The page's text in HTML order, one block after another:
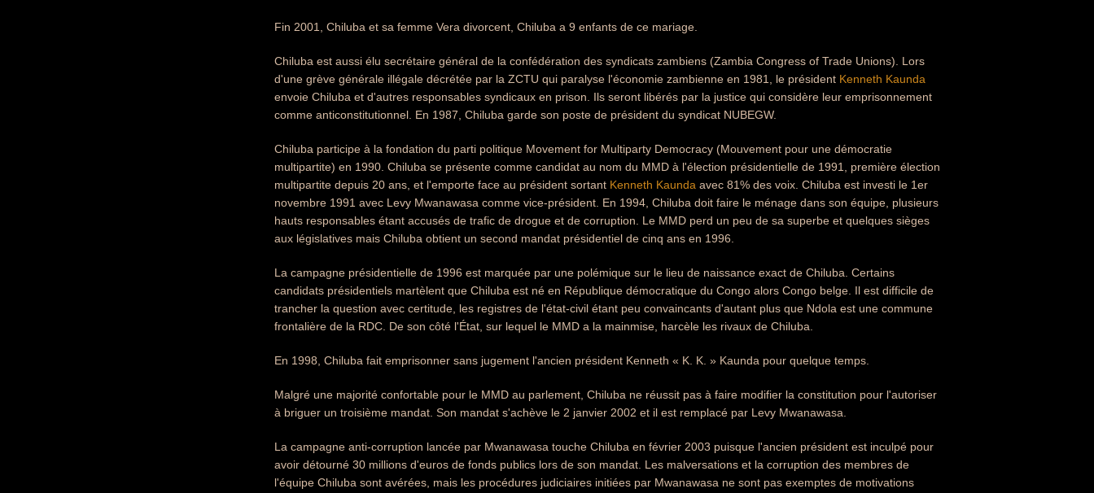
Fin 2001, Chiluba et sa femme Vera divorcent, Chiluba a 9 enfants de ce mariage.
Chiluba est aussi élu secrétaire général de la confédération des syndicats zambiens (Zambia Congress of Trade Unions). Lors
d'une grève générale illégale décrétée par la ZCTU qui paralyse l'économie zambienne en 1981, le président Kenneth Kaunda
envoie Chiluba et d'autres responsables syndicaux en prison. Ils seront libérés par la justice qui considère leur emprisonnement
comme anticonstitutionnel. En 1987, Chiluba garde son poste de président du syndicat NUBEGW.
Chiluba participe à la fondation du parti politique Movement for Multiparty Democracy (Mouvement pour une démocratie
multipartite) en 1990. Chiluba se présente comme candidat au nom du MMD à l'élection présidentielle de 1991, première élection
multipartite depuis 20 ans, et l'emporte face au président sortant Kenneth Kaunda avec 81% des voix. Chiluba est investi le 1er
novembre 1991 avec Levy Mwanawasa comme vice-président. En 1994, Chiluba doit faire le ménage dans son équipe, plusieurs
hauts responsables étant accusés de trafic de drogue et de corruption. Le MMD perd un peu de sa superbe et quelques sièges
aux législatives mais Chiluba obtient un second mandat présidentiel de cinq ans en 1996.
La campagne présidentielle de 1996 est marquée par une polémique sur le lieu de naissance exact de Chiluba. Certains
candidats présidentiels martèlent que Chiluba est né en République démocratique du Congo alors Congo belge. Il est difficile de
trancher la question avec certitude, les registres de l'état-civil étant peu convaincants d'autant plus que Ndola est une commune
frontalière de la RDC. De son côté l'État, sur lequel le MMD a la mainmise, harcèle les rivaux de Chiluba.
En 1998, Chiluba fait emprisonner sans jugement l'ancien président Kenneth « K. K. » Kaunda pour quelque temps.
Malgré une majorité confortable pour le MMD au parlement, Chiluba ne réussit pas à faire modifier la constitution pour l'autoriser
à briguer un troisième mandat. Son mandat s'achève le 2 janvier 2002 et il est remplacé par Levy Mwanawasa.
La campagne anti-corruption lancée par Mwanawasa touche Chiluba en février 2003 puisque l'ancien président est inculpé pour
avoir détourné 30 millions d'euros de fonds publics lors de son mandat. Les malversations et la corruption des membres de
l'équipe Chiluba sont avérées, mais les procédures judiciaires initiées par Mwanawasa ne sont pas exemptes de motivations